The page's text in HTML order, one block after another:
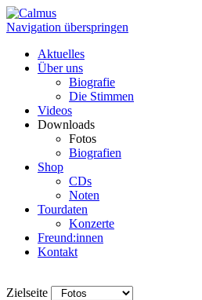
Navigation überspringen
Aktuelles
Über uns
Biografie
Die Stimmen
Videos
Downloads
Fotos
Biografien
Shop
CDs
Noten
Tourdaten
Konzerte
Freund:innen
Kontakt
Zielseite